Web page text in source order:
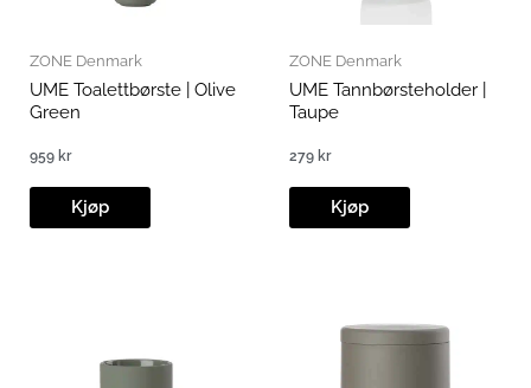
ZONE Denmark
UME Toalettbørste | Olive
Green
959 kr
Kjøp
ZONE Denmark
UME Tannbørsteholder |
Taupe
279 kr
Kjøp